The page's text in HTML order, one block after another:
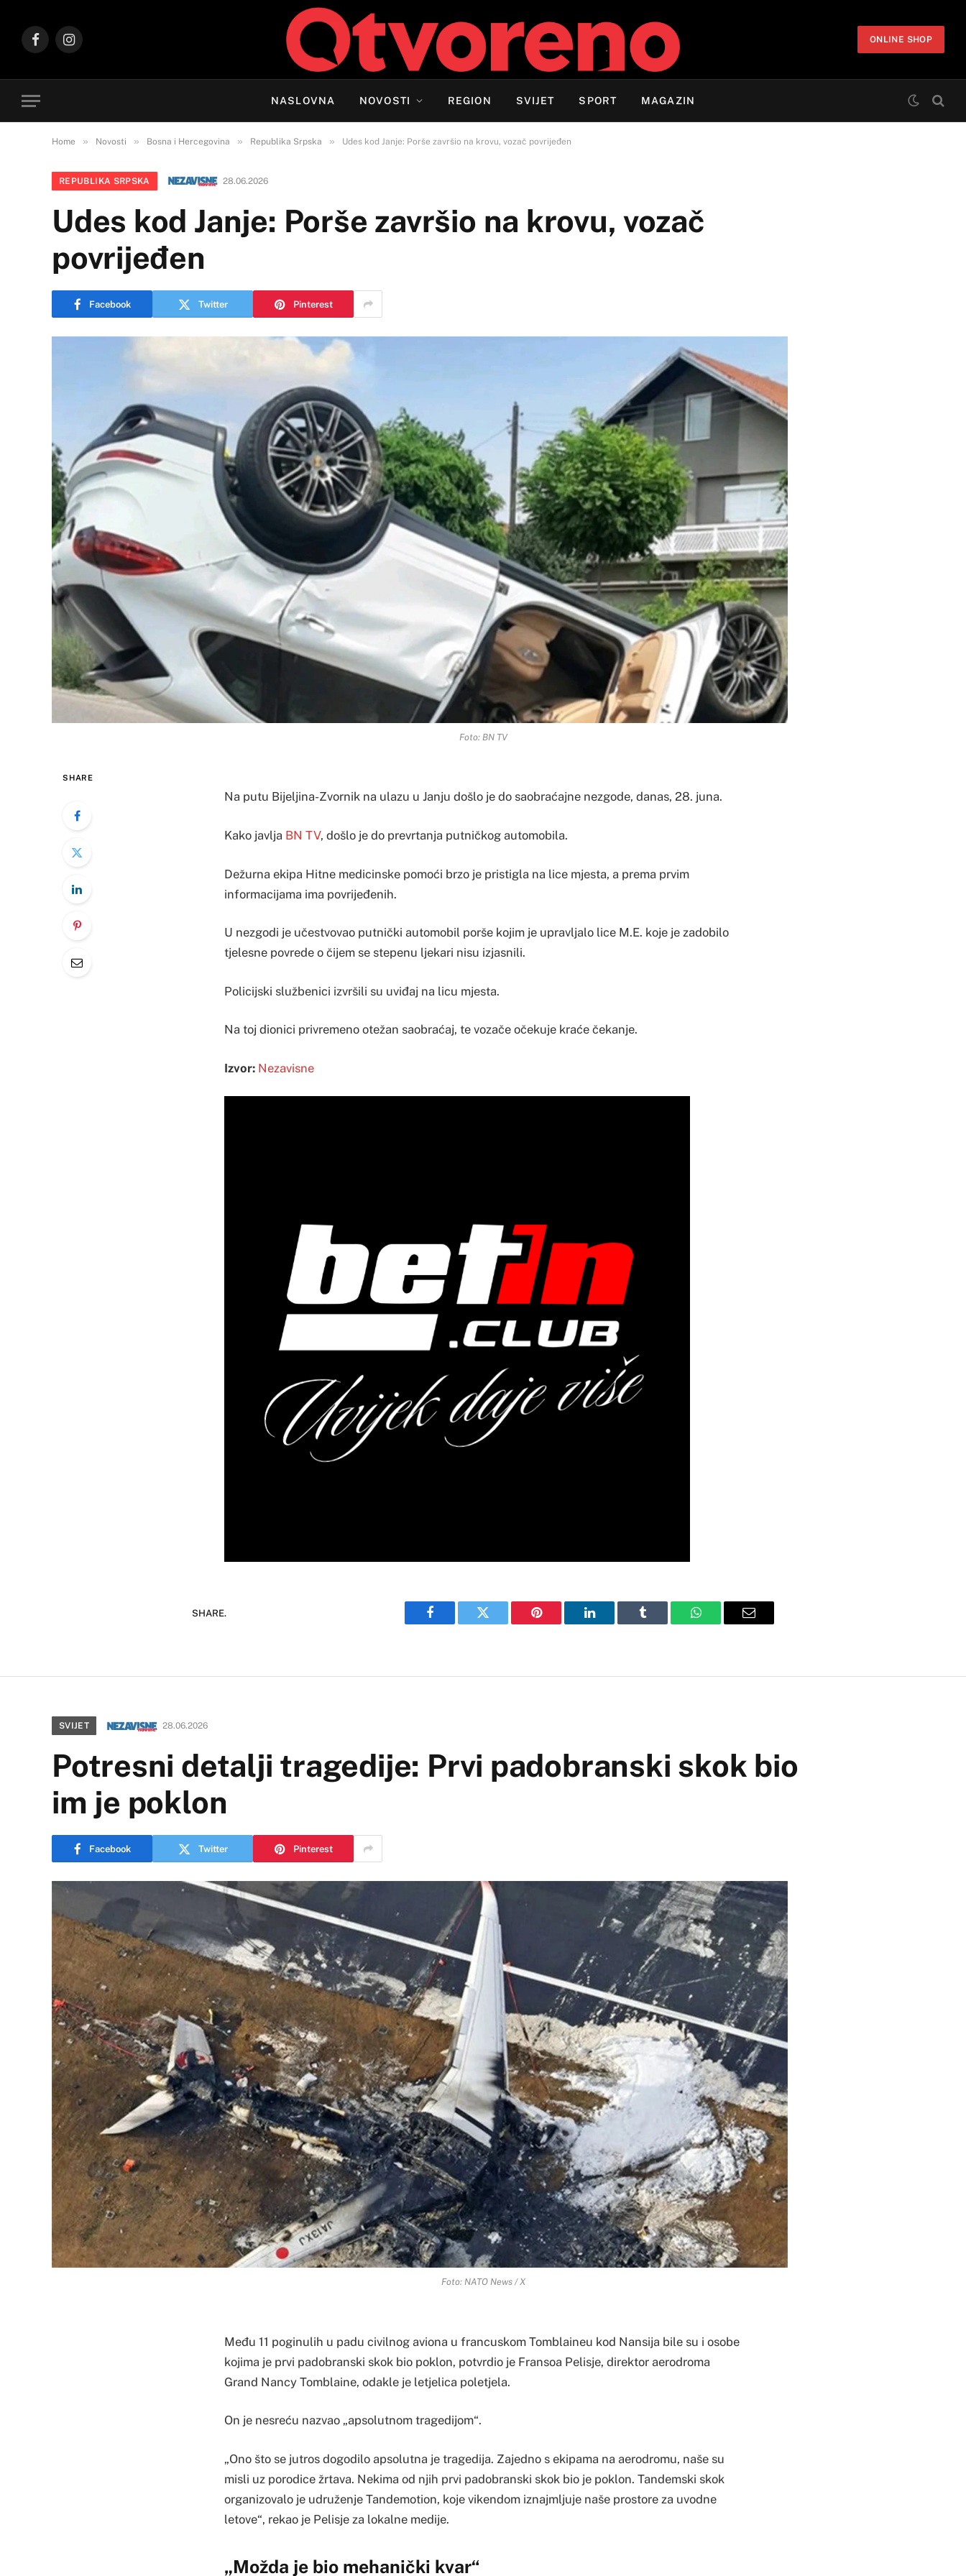
FacebookInstagram
ONLINE SHOP
NASLOVNA NOVOSTI REGION SVIJET SPORT MAGAZIN
Home » Novosti » Bosna i Hercegovina » Republika Srpska » Udes kod Janje: Porše završio na krovu, vozač povrijeđen
REPUBLIKA SRPSKA 28.06.2026
Udes kod Janje: Porše završio na krovu, vozač
povrijeđen
Facebook Twitter Pinterest
Foto: BN TV
SHARE
Na putu Bijeljina-Zvornik na ulazu u Janju došlo je do saobraćajne nezgode, danas, 28. juna.
Kako javlja BN TV, došlo je do prevrtanja putničkog automobila.
Dežurna ekipa Hitne medicinske pomoći brzo je pristigla na lice mjesta, a prema prvim
informacijama ima povrijeđenih.
U nezgodi je učestvovao putnički automobil porše kojim je upravljalo lice M.E. koje je zadobilo
tjelesne povrede o čijem se stepenu ljekari nisu izjasnili.
Policijski službenici izvršili su uviđaj na licu mjesta.
Na toj dionici privremeno otežan saobraćaj, te vozače očekuje kraće čekanje.
Izvor: Nezavisne
SHARE.
Facebook Twitter Pinterest LinkedIn Tumblr WhatsAppEmail
SVIJET 28.06.2026
Potresni detalji tragedije: Prvi padobranski skok bio
im je poklon
Facebook Twitter Pinterest
Foto: NATO News / X
Među 11 poginulih u padu civilnog aviona u francuskom Tomblaineu kod Nansija bile su i osobe
kojima je prvi padobranski skok bio poklon, potvrdio je Fransoa Pelisje, direktor aerodroma
Grand Nancy Tomblaine, odakle je letjelica poletjela.
On je nesreću nazvao „apsolutnom tragedijom“.
„Ono što se jutros dogodilo apsolutna je tragedija. Zajedno s ekipama na aerodromu, naše su
misli uz porodice žrtava. Nekima od njih prvi padobranski skok bio je poklon. Tandemski skok
organizovalo je udruženje Tandemotion, koje vikendom iznajmljuje naše prostore za uvodne
letove“, rekao je Pelisje za lokalne medije.
„Možda je bio mehanički kvar“